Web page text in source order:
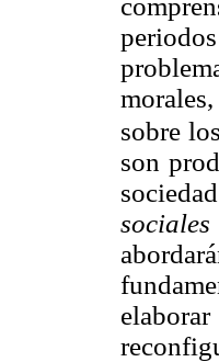
sobre
son
sociales